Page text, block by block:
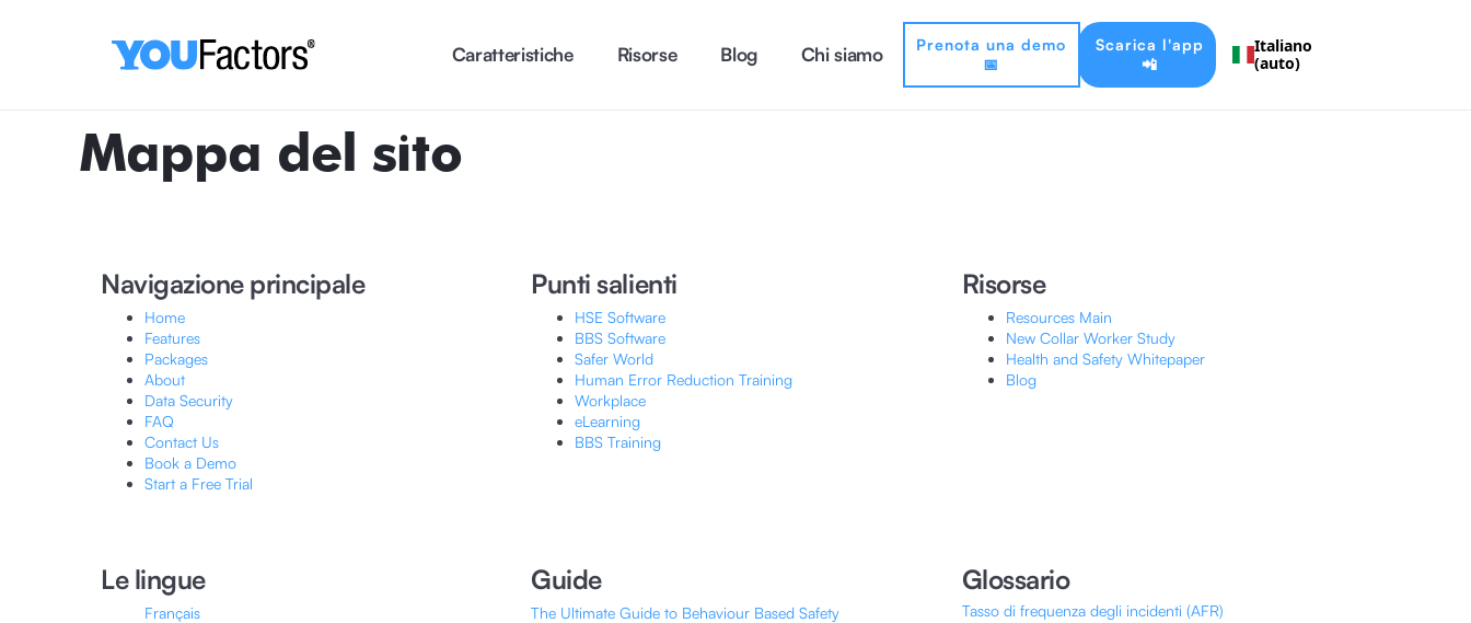
Caratteristiche Risorse Blog Chi siamo
Prenota una demo
📅
Scarica l'app
📲
Italiano
(auto)
Mappa del sito
Navigazione principale
Home
Features
Packages
About
Data Security
FAQ
Contact Us
Book a Demo
Start a Free Trial
Punti salienti
HSE Software
BBS Software
Safer World
Human Error Reduction Training
Workplace
eLearning
BBS Training
Risorse
Resources Main
New Collar Worker Study
Health and Safety Whitepaper
Blog
Le lingue
Français
Guide
The Ultimate Guide to Behaviour Based Safety
Glossario
Tasso di frequenza degli incidenti (AFR)